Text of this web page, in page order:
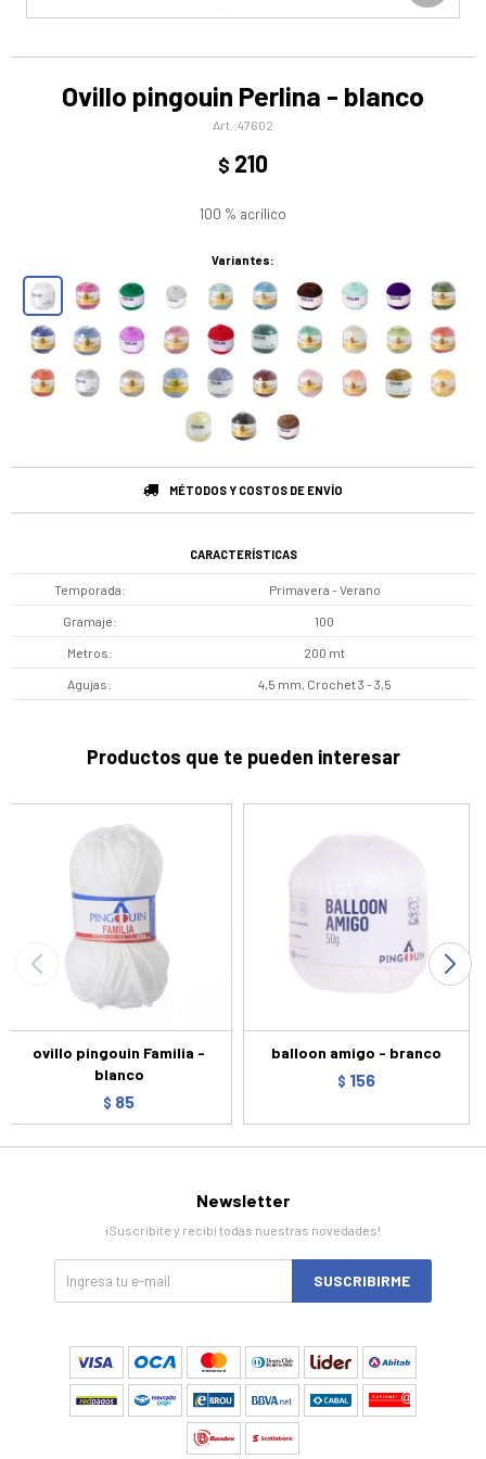
Ovillo pingouin Perlina - blanco
47602
$ 210
100 % acrílico
Variantes:
MÉTODOS Y COSTOS DE ENVÍO
CARACTERÍSTICAS
Temporada Primavera - Verano
Gramaje 100
Metros 200 mt
Agujas 4,5 mm, Crochet 3 - 3,5
Productos que te pueden interesar
ovillo pingouin Familia -
blanco
$ 85
balloon amigo - branco
$ 156
Newsletter
¡Suscribite y recibí todas nuestras novedades!
SUSCRIBIRME